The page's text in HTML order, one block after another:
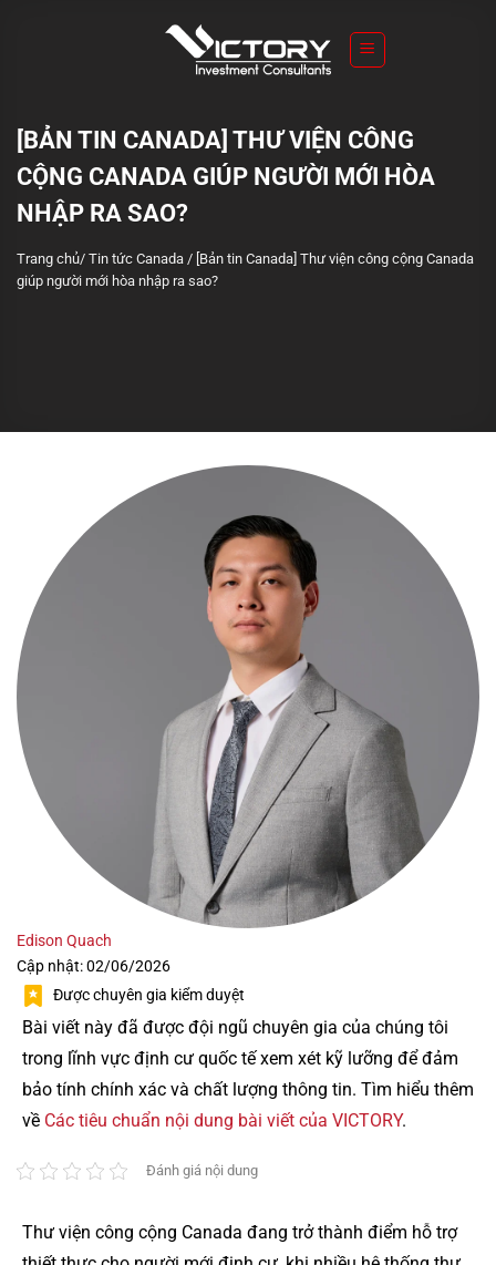
[BẢN TIN CANADA] THƯ VIỆN CÔNG
CỘNG CANADA GIÚP NGƯỜI MỚI HÒA
NHẬP RA SAO?
Trang chủ/ Tin tức Canada / [Bản tin Canada] Thư viện công cộng Canada
giúp người mới hòa nhập ra sao?
Edison Quach
Cập nhật: 02/06/2026
Được chuyên gia kiểm duyệt
Bài viết này đã được đội ngũ chuyên gia của chúng tôi
trong lĩnh vực định cư quốc tế xem xét kỹ lưỡng để đảm
bảo tính chính xác và chất lượng thông tin. Tìm hiểu thêm
về Các tiêu chuẩn nội dung bài viết của VICTORY.
Đánh giá nội dung
Thư viện công cộng Canada đang trở thành điểm hỗ trợ